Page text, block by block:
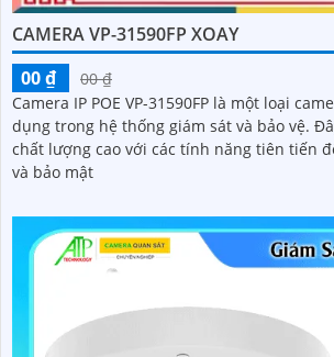
CAMERA VP-31590FP XOAY
00 ₫
00 ₫
Camera IP POE VP-31590FP là một loại
dụng trong hệ thống giám sát và bảo vệ. Đây là một thiết bị
chất lượng cao với các tính năng tiên tiến
và bảo mật